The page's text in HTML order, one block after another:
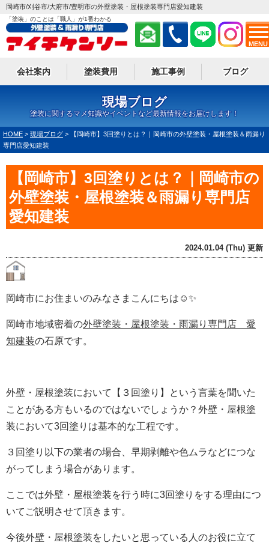
MENU
岡崎市/刈谷市/大府市/豊明市の外壁塗装・屋根塗装専門店愛知建装
「塗装」のことは「職人」が1番わかる
会社案内 塗装費用 施工事例 ブログ
現場ブログ
塗装に関するマメ知識やイベントなど最新情報をお届けします！
HOME > 現場ブログ >
【岡崎市】3回塗りとは？｜岡崎市の外壁塗装・屋根塗装＆雨漏り
専門店愛知建装
【岡崎市】3回塗りとは？｜岡崎市の
外壁塗装・屋根塗装＆雨漏り専門店
愛知建装
2024.01.04 (Thu) 更新
岡崎市にお住まいのみなさまこんにちは☺✨
岡崎市地域密着の外壁塗装・屋根塗装・雨漏り専門店 愛
知建装の石原です。
外壁・屋根塗装において【３回塗り】という言葉を聞いた
ことがある方もいるのではないでしょうか？外壁・屋根塗
装において3回塗りは基本的な工程です。
３回塗り以下の業者の場合、早期剥離や色ムラなどにつな
がってしまう場合があります。
ここでは外壁・屋根塗装を行う時に3回塗りをする理由につ
いてご説明させて頂きます。
今後外壁・屋根塗装をしたいと思っている人のお役に立て